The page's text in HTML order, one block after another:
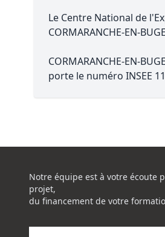
Le Centre National de
CORMARANCHE-EN-
CORMARANCHE-EN-
porte le numéro INSEE
Notre équipe est à votre écoute
projet,
du financement de votre